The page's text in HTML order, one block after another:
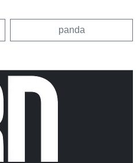
panda